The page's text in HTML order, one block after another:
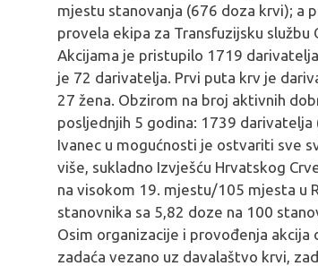
mjestu stanovanja (676 doza krvi); a
provela ekipa za Transfuzijsku službu
Akcijama je pristupilo 1719
je 72 darivatelja. Prvi puta krv je
27 žena. Obzirom na broj aktivnih
posljednjih 5 godina: 1739
Ivanec u mogućnosti je ostvariti sve
više, sukladno Izvješću Hrvatskog
na visokom 19. mjestu/105 mjesta u
stanovnika sa 5,82 doze na 100
Osim organizacije i provođenja
zadaća vezano uz davalaštvo krvi,